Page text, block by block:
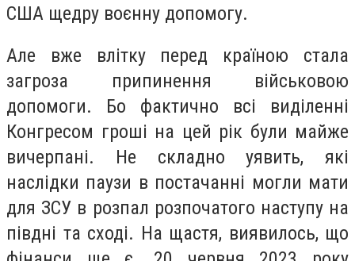
США щедру воєнну допомогу.
Але вже влітку перед країною стала
загроза припинення військовою
допомоги. Бо фактично всі виділенні
Конгресом гроші на цей рік були майже
вичерпані. Не складно уявить, які
наслідки паузи в постачанні могли мати
для ЗСУ в розпал розпочатого наступу на
півдні та сході. На щастя, виявилось, що